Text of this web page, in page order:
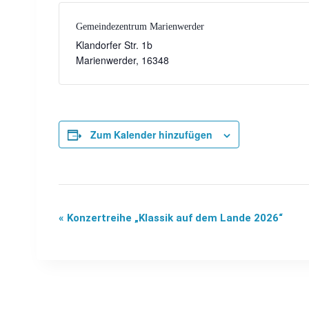
Gemeindezentrum Marienwerder
Klandorfer Str. 1b
Marienwerder, 16348
Zum Kalender hinzufügen
Veranstaltung-
« Konzertreihe „Klassik auf dem Lande 2026“